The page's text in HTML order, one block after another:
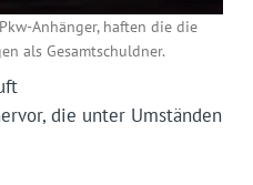
Anhänger, haften die die
als Gesamtschuldner.
die unter Umständen